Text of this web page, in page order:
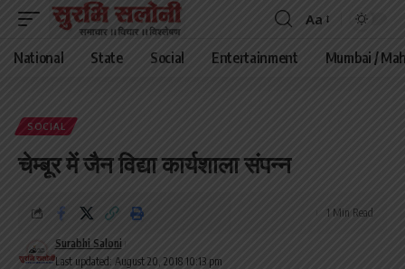
Font
Resizer
Aa
National State Social Entertainment Mumbai /
SOCIAL
चेम्बूर में जैन विद्या कार्यशाला संपन्न
Last updated: August 20, 2018 10:13 pm
Surabhi Saloni
1 Min Read